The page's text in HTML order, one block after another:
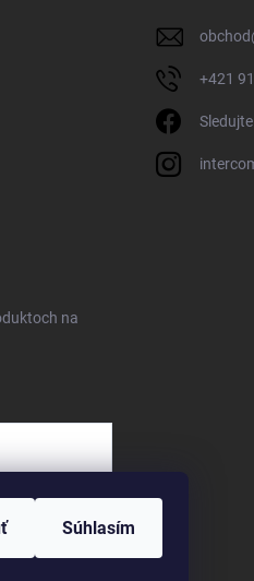
Súhlasím
obchod
+421
na